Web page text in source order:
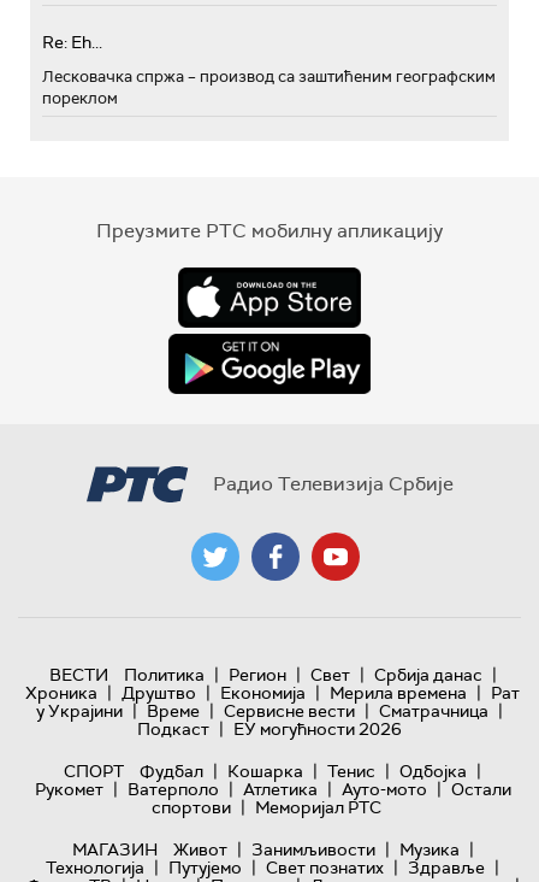
Re: Eh...
Лесковачка спржа – производ са заштићеним географским
пореклом
Преузмите РТС мобилну апликацију
Радио Телевизија Србије
ВЕСТИ Политика | Регион | Свет | Србија данас |
Хроника | Друштво | Економија | Мерила времена | Рат
у Украјини | Време | Сервисне вести | Сматрачница |
Подкаст | ЕУ могућности 2026
СПОРТ
Фудбал | Кошарка | Тенис | Одбојка |
Рукомет | Ватерполо | Атлетика | Ауто-мото | Остали
спортови | Меморијал РТС
МАГАЗИН
Живот | Занимљивости | Музика |
Технологијa | Путујемо | Свет познатих | Здравље |